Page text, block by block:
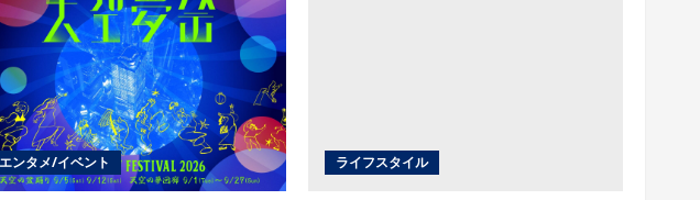
エンタメ/イベント ライフスタイル